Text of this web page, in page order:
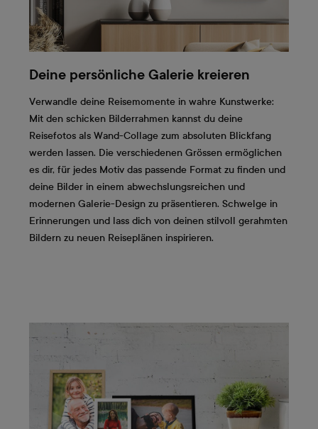
Deine persönliche Galerie kreieren
Verwandle deine Reisemomente in wahre Kunstwerke:
Mit den schicken Bilderrahmen kannst du deine
Reisefotos als Wand-Collage zum absoluten Blickfang
werden lassen. Die verschiedenen Grössen ermöglichen
es dir, für jedes Motiv das passende Format zu finden und
deine Bilder in einem abwechslungsreichen und
modernen Galerie-Design zu präsentieren. Schwelge in
Erinnerungen und lass dich von deinen stilvoll gerahmten
Bildern zu neuen Reiseplänen inspirieren.